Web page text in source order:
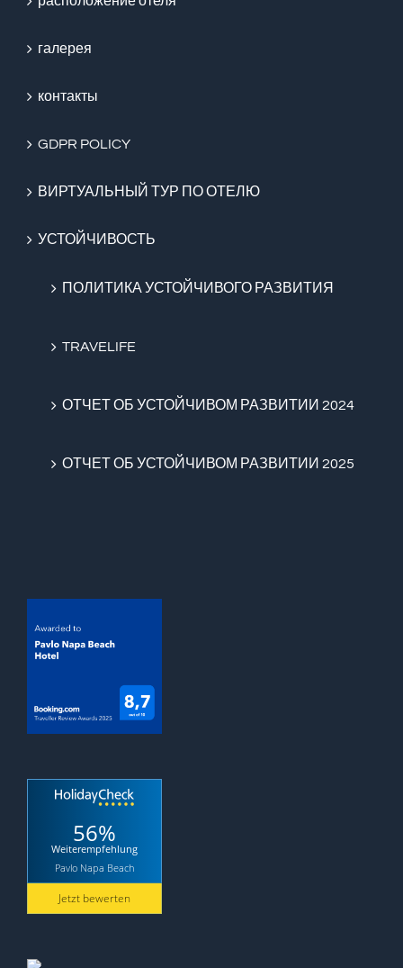
галерея
контакты
GDPR POLICY
ВИРТУАЛЬНЫЙ ТУР ПО ОТЕЛЮ
УСТОЙЧИВОСТЬ
ПОЛИТИКА УСТОЙЧИВОГО РАЗВИТИЯ
TRAVELIFE
ОТЧЕТ ОБ УСТОЙЧИВОМ РАЗВИТИИ 2024
ОТЧЕТ ОБ УСТОЙЧИВОМ РАЗВИТИИ 2025
56%
Weiterempfehlung
Pavlo Napa Beach
Jetzt bewerten